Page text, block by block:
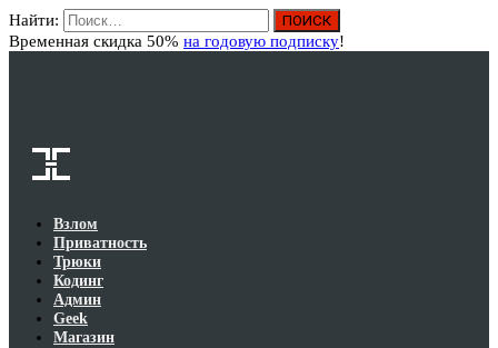
Найти:
Временная скидка 50% на годовую подписку!
Взлом
Приватность
Трюки
Кодинг
Админ
Geek
Магазин